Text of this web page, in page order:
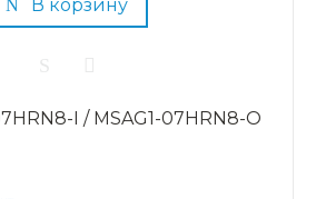
В корзину
I / MSAG1-07HRN8-O